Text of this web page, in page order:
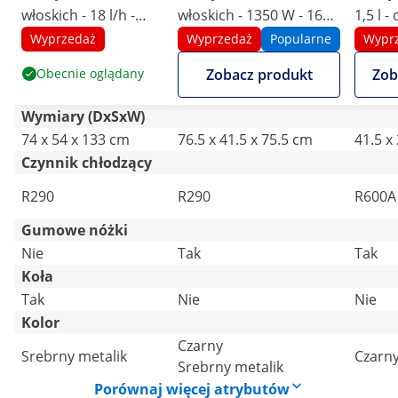
włoskich - 18 l/h -
1500 W - 2 smaki +
chłodzenie wstępne -
Royal Catering
Wyprzedaż
Obecnie oglądany
włoskich - 1350 W - 16
l/h - 3 smaki - Royal
Catering
Wyprzedaż Popularne
Zobacz produkt
1,5 l -
Wymiary (DxSxW)
74 x 54 x 133 cm
76.5 x 41.5 x 75.5 cm
41.5 x
Czynnik chłodzący
R290
R290
R600A
Gumowe nóżki
Nie
Tak
Tak
Koła
Tak
Nie
Nie
Kolor
Srebrny metalik
Czarny
Srebrny metalik
Porównaj więcej atrybutów